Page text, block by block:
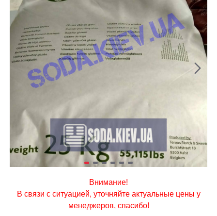
Внимание!
В связи с ситуацией, уточняйте актуальные цены у
менеджеров, спасибо!